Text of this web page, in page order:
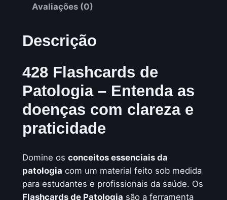
$
1
9
,
9
.
Avaliações (0)
Descrição
428 Flashcards de
Patologia – Entenda as
doenças com clareza e
praticidade
Domine os conceitos essenciais da
patologia com um material feito sob medida
para estudantes e profissionais da saúde. Os
Flashcards de Patologia são a ferramenta